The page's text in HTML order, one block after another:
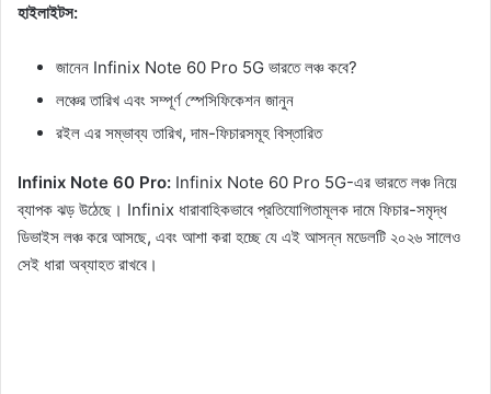
i
হাইলাইটস:
জানেন Infinix Note 60 Pro 5G ভারতে লঞ্চ কবে?
লঞ্চের তারিখ এবং সম্পূর্ণ স্পেসিফিকেশন জানুন
রইল এর সম্ভাব্য তারিখ, দাম-ফিচারসমূহ বিস্তারিত
Infinix Note 60 Pro: Infinix Note 60 Pro 5G-এর ভারতে লঞ্চ নিয়ে
ব্যাপক ঝড় উঠেছে। Infinix ধারাবাহিকভাবে প্রতিযোগিতামূলক দামে ফিচার-সমৃদ্ধ
ডিভাইস লঞ্চ করে আসছে, এবং আশা করা হচ্ছে যে এই আসন্ন মডেলটি ২০২৬ সালেও
সেই ধারা অব্যাহত রাখবে।